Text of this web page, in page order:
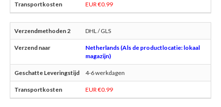
EUR €0.99
DHL / GLS
Netherlands (Als de productlocatie: lokaal
magazijn)
4-6 werkdagen
EUR €0.99